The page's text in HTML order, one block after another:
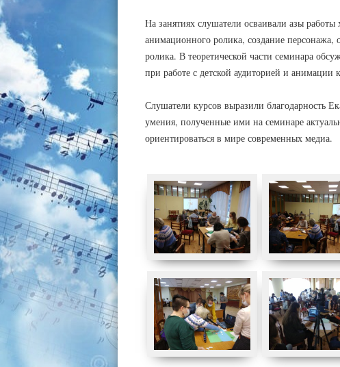
На занятиях слушатели осваивали азы
анимационного ролика, создание
ролика. В теоретической части семинара
при работе с детской аудиторией и анимации
Слушатели курсов выразили благодарность
умения, полученные ими на семинаре
ориентироваться в мире современных медиа.